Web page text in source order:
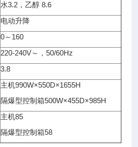
水3.2，乙醇 8.6
电动升降
0～160
220-240V～，50/60Hz
3.8
主机990W×550D×1655H
隔爆型控制箱500W×455D×985H
主机85
隔爆型控制箱58